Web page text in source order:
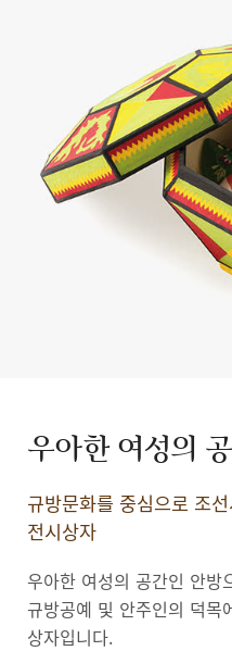
우아한 여성의
규방문화를 중심으로 조
전시상자
우아한 여성의 공간인 안방
규방공예 및 안주인의 덕목
상자입니다.